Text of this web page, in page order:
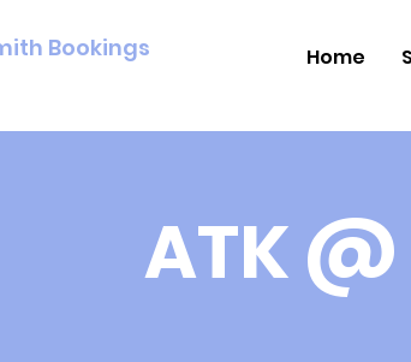
Bookings Home
ATK